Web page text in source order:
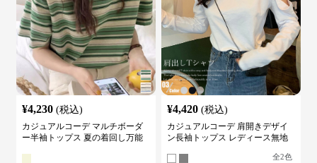
¥4,230 (税込)
カジュアルコーデ マルチボーダ
ー半袖トップス 夏の着回し万能
¥4,420 (税込)
カジュアルコーデ 肩開きデザイ
ン長袖トップス レディース無地
全2色